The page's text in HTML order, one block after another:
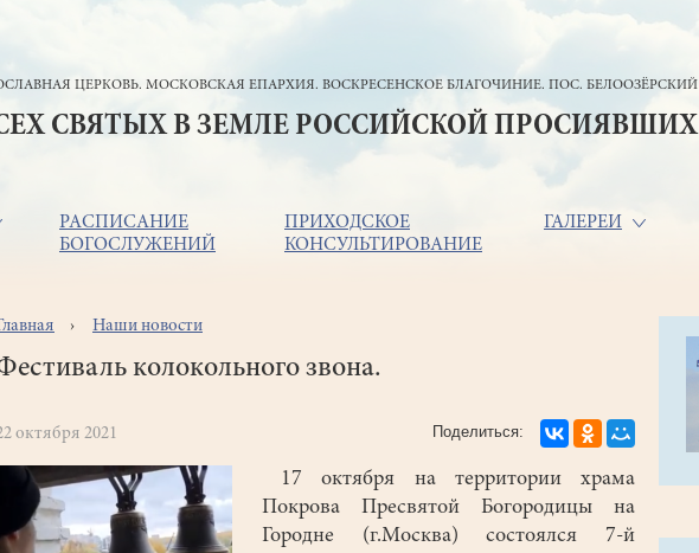
ЦЕРКОВЬ. МОСКОВСКАЯ ЕПАРХИЯ. ВОСКРЕСЕНСКОЕ БЛАГОЧИНИЕ. ПОС. БЕЛООЗЁРСКИЙ
СВЯТЫХ В ЗЕМЛЕ РОССИЙСКОЙ ПРОСИЯВШИХ
РАСПИСАНИЕ
БОГОСЛУЖЕНИЙ
ПРИХОДСКОЕ
КОНСУЛЬТИРОВАНИЕ
ГАЛЕРЕИ
Наши новости
колокольного звона.
октября 2021
17 октября на территории храма
Покрова Пресвятой Богородицы на
Городне (г.Москва) состоялся 7-й